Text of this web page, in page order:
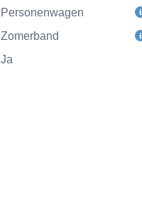
Personenwagen
Zomerband
Ja